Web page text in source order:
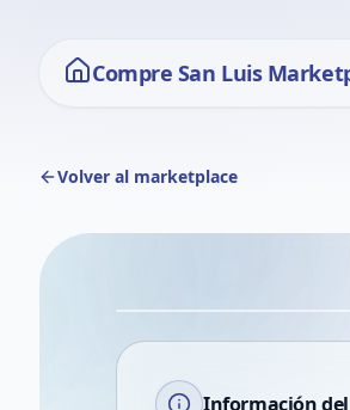
Compre San Luis
Volver al marketplace
Información